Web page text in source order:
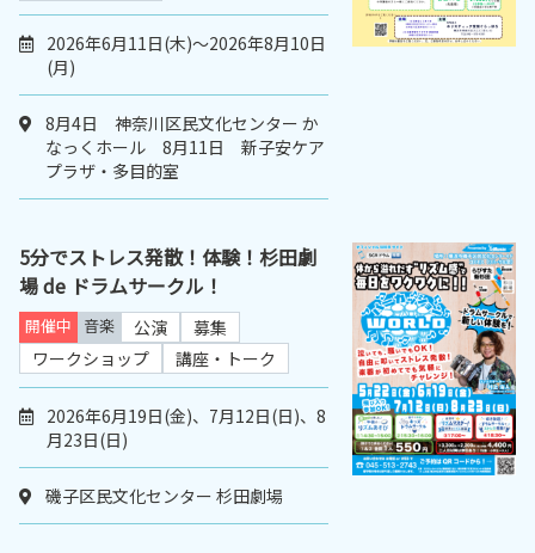
2026年6月11日(木)～2026年8月10日
(月)
8月4日 神奈川区民文化センター か
なっくホール 8月11日 新子安ケア
プラザ・多目的室
5分でストレス発散！体験！杉田劇
場 de ドラムサークル！
開催中 音楽 公演
募集
ワークショップ
講座・トーク
2026年6月19日(金)、7月12日(日)、8
月23日(日)
磯子区民文化センター 杉田劇場